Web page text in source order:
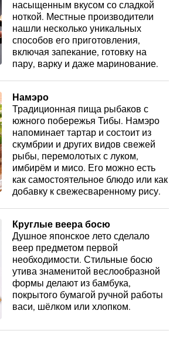
насыщенным вкусом со сладкой
ноткой. Местные производители
нашли несколько уникальных
способов его приготовления,
включая запекание, готовку на
пару, варку и даже маринование.
Намэро
Традиционная пища рыбаков с
южного побережья Тибы. Намэро
напоминает тартар и состоит из
скумбрии и других видов свежей
рыбы, перемолотых с луком,
имбирём и мисо. Его можно есть
как самостоятельное блюдо или как
добавку к свежесваренному рису.
Круглые веера босю
Душное японское лето сделало
веер предметом первой
необходимости. Стильные босю
утива знаменитой веслообразной
формы делают из бамбука,
покрытого бумагой ручной работы
васи, шёлком или хлопком.